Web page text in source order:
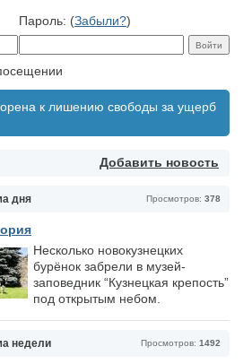
Пароль: (Забыли?)
к лишению свободы за ущерб
Добавить новость
Просмотров: 378
дня
Несколько новокузнецких
бурёнок забрели в музей-
заповедник “Кузнецкая крепость”
под открытым небом.
Просмотров: 1492
недели